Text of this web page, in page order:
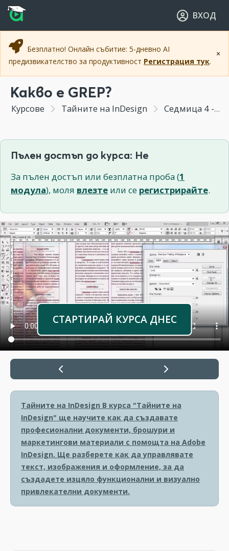
Прескочи към основното съдържание
Прескочи към навигацията
ВХОД
×
Безплатно! Онлайн събитие: 5-дневно AI
предизвикателство за продуктивност Регистрация тук.
Какво е GREP?
Курсове Тайните на InDesign Седмица 4 - Работа с текст/ Всичко, което може да правим с текст
Пълен достъп до курса: Не
За пълен достъп или безплатна проба (1
модула), моля влезте или се регистрирайте.
СТАРТИРАЙ КУРСА ДНЕС
Тайните на InDesign В курса "Тайните на
InDesign" ще научите как да създавате
професионални документи, брошури и
маркетингови материали с помощта на Adobe
InDesign. Ще разберете как да управлявате
текст, изображения и оформление, за да
създадете изцяло функционални и визуално
привлекателни документи.